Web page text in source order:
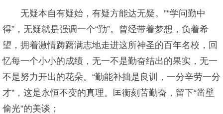
无疑本自有疑始，有疑方能达无疑。”“学问勤中
得”，无疑就是强调一个“勤”。曾经带着梦想，负着希
望，拥着激情踌躇满志地走进这所神圣的百年名校，回
忆每一个小小的成绩，无一不是勤奋结出的果实，无一
不是努力开出的花朵。“勤能补拙是良训，一分辛劳一分
才”，这是永恒不变的真理。匡衡刻苦勤奋，留下“凿壁
偷光”的美谈；